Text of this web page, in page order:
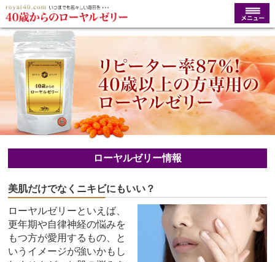
ローヤルゼリー情報
美肌だけでなくニキビにもいい？
ローヤルゼリーといえば、
更年期や自律神経の悩みを
もつ方が愛用するもの、と
いうイメージが強いかもし